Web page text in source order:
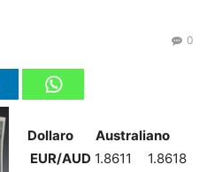
0
Dollaro Australiano
EUR/AUD 1.8611 1.8618